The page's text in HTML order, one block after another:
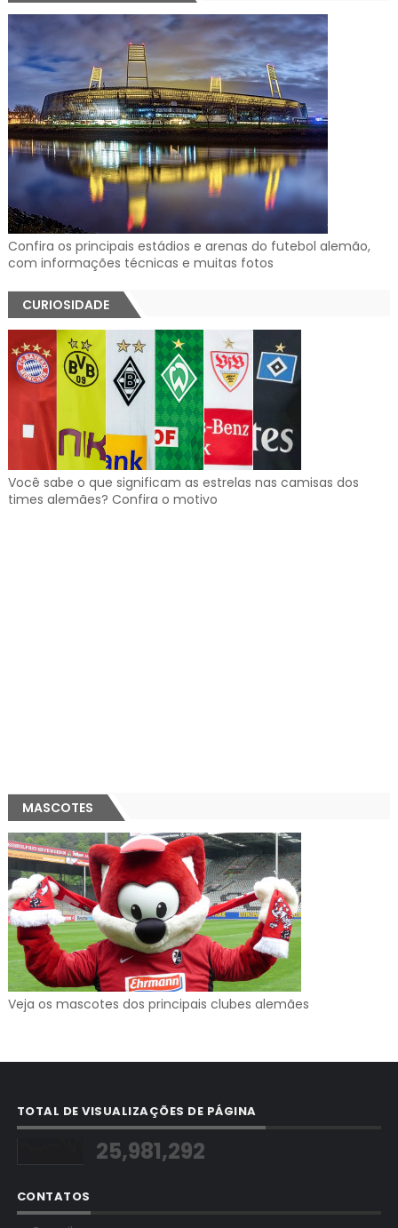
Confira os principais estádios e arenas do futebol alemão,
com informações técnicas e muitas fotos
CURIOSIDADE
Você sabe o que significam as estrelas nas camisas dos
times alemães? Confira o motivo
MASCOTES
Veja os mascotes dos principais clubes alemães
TOTAL DE VISUALIZAÇÕES DE PÁGINA
25,981,292
CONTATOS